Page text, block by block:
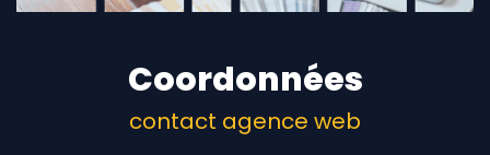
Coordonnées
contact agence web